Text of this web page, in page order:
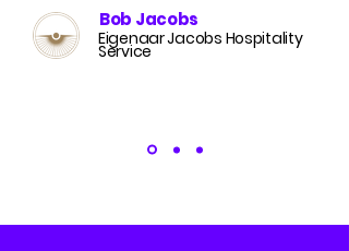
Bob Jacobs
Eigenaar Jacobs Hospitality
Service